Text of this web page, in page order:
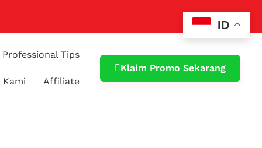
Professional Tips
Kami Affiliate
Klaim Promo Sekarang
ID